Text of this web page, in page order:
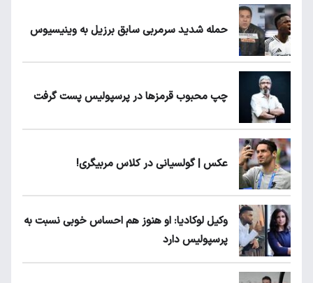
حمله شدید سرمربی سابق برزیل به وینیسیوس
چپ محبوب قرمزها در پرسپولیس پست گرفت
عکس | گولسیانی در کلاس مربیگری!
وکیل لوکادیا: او هنوز هم احساس خوبی نسبت به
پرسپولیس دارد